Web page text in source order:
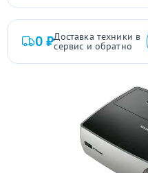
0 ₽Доставка техники в
сервис и обратно